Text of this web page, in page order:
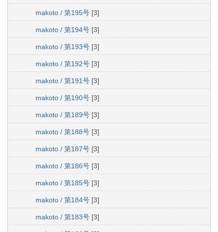
makoto / 第195号 [3]
makoto / 第194号 [3]
makoto / 第193号 [3]
makoto / 第192号 [3]
makoto / 第191号 [3]
makoto / 第190号 [3]
makoto / 第189号 [3]
makoto / 第188号 [3]
makoto / 第187号 [3]
makoto / 第186号 [3]
makoto / 第185号 [3]
makoto / 第184号 [3]
makoto / 第183号 [3]